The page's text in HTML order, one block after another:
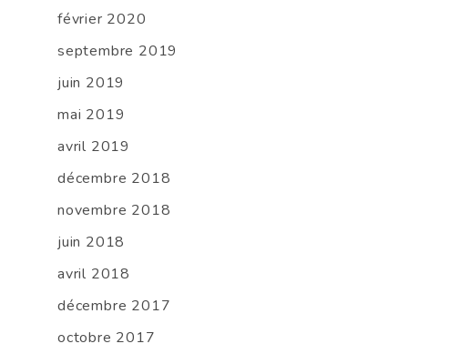
février 2020
septembre 2019
juin 2019
mai 2019
avril 2019
décembre 2018
novembre 2018
juin 2018
avril 2018
décembre 2017
octobre 2017